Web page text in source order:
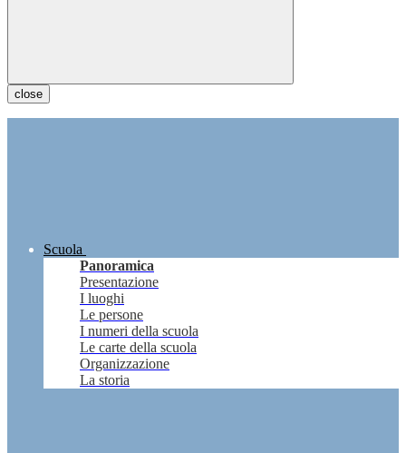
close
Scuola
Panoramica
Presentazione
I luoghi
Le persone
I numeri della scuola
Le carte della scuola
Organizzazione
La storia